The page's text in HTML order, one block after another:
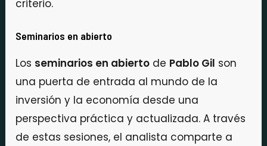
criterio.
Seminarios en abierto
Los seminarios en abierto de Pablo Gil son
una puerta de entrada al mundo de la
inversión y la economía desde una
perspectiva práctica y actualizada. A través
de estas sesiones, el analista comparte a